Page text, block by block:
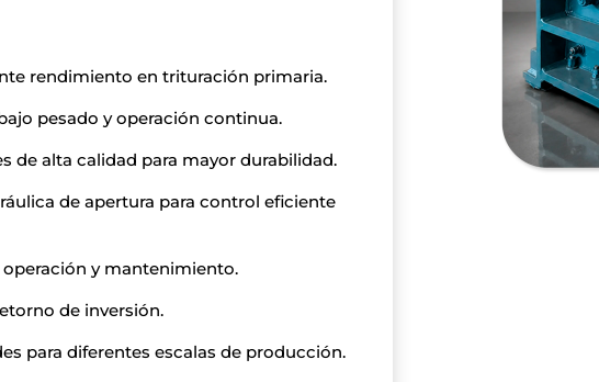
rendimiento en trituración primaria.
pesado y operación continua.
de alta calidad para mayor durabilidad.
de apertura para control eficiente
y mantenimiento.
de inversión.
para diferentes escalas de producción.